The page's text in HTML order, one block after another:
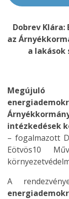
Dobrev
az
a
Megújuló
intézkedések
– fogalmazott
Eötvös10
A